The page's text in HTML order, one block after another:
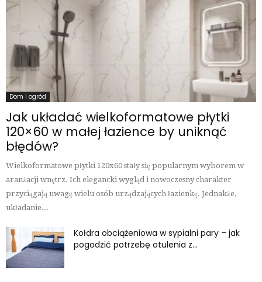
Dom i ogród
Jak układać wielkoformatowe płytki
120×60 w małej łazience by uniknąć
błędów?
Wielkoformatowe płytki 120x60 stały się popularnym wyborem w
aranżacji wnętrz. Ich elegancki wygląd i nowoczesny charakter
przyciągają uwagę wielu osób urządzających łazienkę. Jednakże,
układanie...
Kołdra obciążeniowa w sypialni pary – jak
pogodzić potrzebę otulenia z...